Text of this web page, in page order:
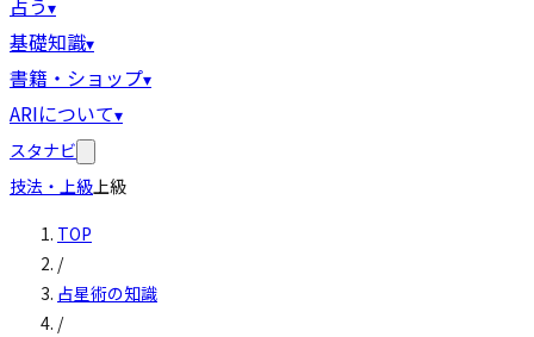
占う▾
基礎知識▾
書籍・ショップ▾
ARIについて▾
スタナビ
技法・上級上級
TOP
/
占星術の知識
/